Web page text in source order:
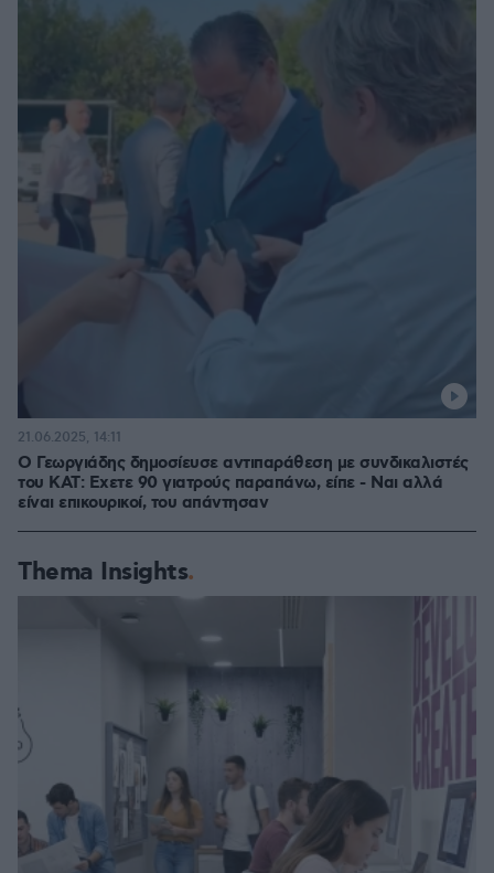
Ο Γεωργιάδης δημοσίευσε αντιπαράθεση με συνδικαλιστές
του ΚΑΤ: Εχετε 90 γιατρούς παραπάνω, είπε - Ναι αλλά
είναι επικουρικοί, του απάντησαν
21.06.2025, 14:11
Thema Insights